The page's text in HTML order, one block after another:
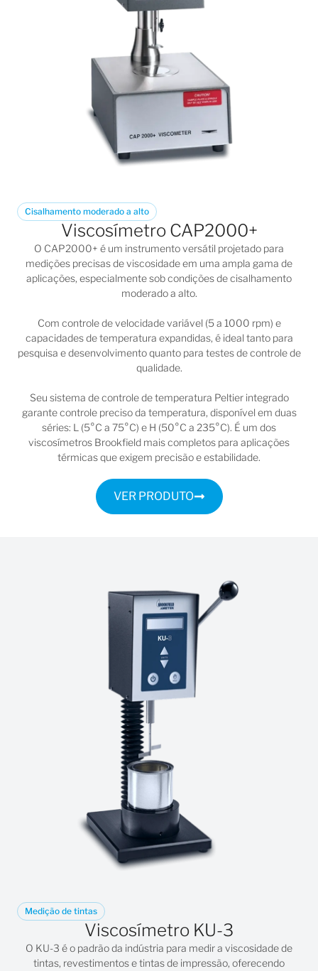
Cisalhamento moderado a alto
Viscosímetro CAP2000+
O CAP2000+ é um instrumento versátil projetado para
medições precisas de viscosidade em uma ampla gama de
aplicações, especialmente sob condições de cisalhamento
moderado a alto.
Com controle de velocidade variável (5 a 1000 rpm) e
capacidades de temperatura expandidas, é ideal tanto para
pesquisa e desenvolvimento quanto para testes de controle de
qualidade.
Seu sistema de controle de temperatura Peltier integrado
garante controle preciso da temperatura, disponível em duas
séries: L (5°C a 75°C) e H (50°C a 235°C). É um dos
viscosímetros Brookfield mais completos para aplicações
térmicas que exigem precisão e estabilidade.
VER PRODUTO
Medição de tintas
Viscosímetro KU-3
O KU-3 é o padrão da indústria para medir a viscosidade de
tintas, revestimentos e tintas de impressão, oferecendo